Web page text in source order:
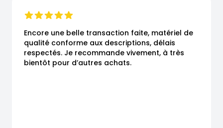
Encore une belle transaction faite, matériel de
qualité conforme aux descriptions, délais
respectés. Je recommande vivement, à très
bientôt pour d’autres achats.